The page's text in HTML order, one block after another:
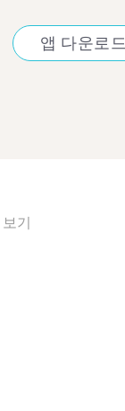
앱 다운로드
기